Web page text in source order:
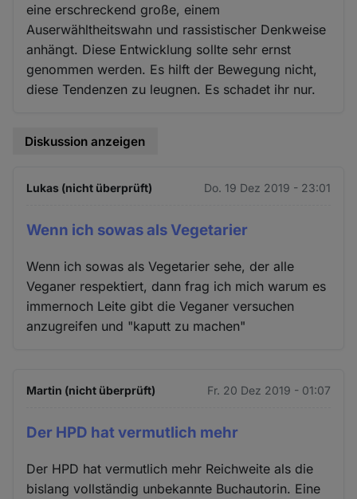
eine erschreckend große, einem
Auserwähltheitswahn und rassistischer Denkweise
anhängt. Diese Entwicklung sollte sehr ernst
genommen werden. Es hilft der Bewegung nicht,
diese Tendenzen zu leugnen. Es schadet ihr nur.
Diskussion anzeigen
Lukas (nicht überprüft) Do. 19 Dez 2019 - 23:01
Wenn ich sowas als Vegetarier
Wenn ich sowas als Vegetarier sehe, der alle
Veganer respektiert, dann frag ich mich warum es
immernoch Leite gibt die Veganer versuchen
anzugreifen und "kaputt zu machen"
Martin (nicht überprüft) Fr. 20 Dez 2019 - 01:07
Der HPD hat vermutlich mehr
Der HPD hat vermutlich mehr Reichweite als die
bislang vollständig unbekannte Buchautorin. Eine